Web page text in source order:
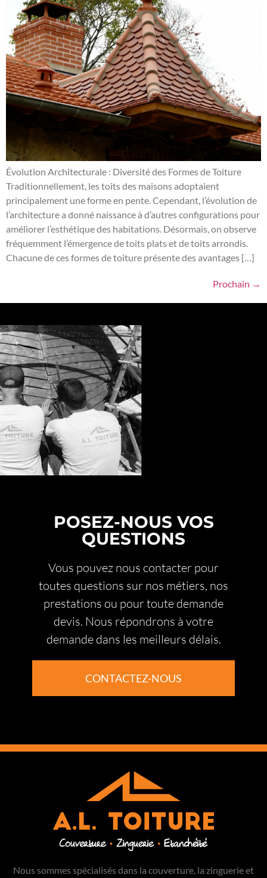
Évolution Architecturale : Diversité des Formes de Toiture
Traditionnellement, les toits des maisons adoptaient
principalement une forme en pente. Cependant, l’évolution de
l’architecture a donné naissance à d’autres configurations pour
améliorer l’esthétique des habitations. Désormais, on observe
fréquemment l’émergence de toits plats et de toits arrondis.
Chacune de ces formes de toiture présente des avantages […]
Prochain →
POSEZ-NOUS VOS
QUESTIONS
Vous pouvez nous contacter pour
toutes questions sur nos métiers, nos
prestations ou pour toute demande
devis. Nous répondrons à votre
demande dans les meilleurs délais.
CONTACTEZ-NOUS
Nous sommes spécialisés dans la couverture, la zinguerie et